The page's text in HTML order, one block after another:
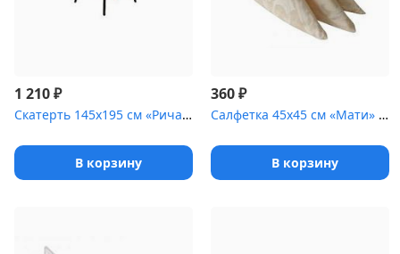
1 210₽
Скатерть 145х195 см «Ричард ажур» бордо
В корзину
360₽
Салфетка 45х45 см «Мати» бежевая
В корзину